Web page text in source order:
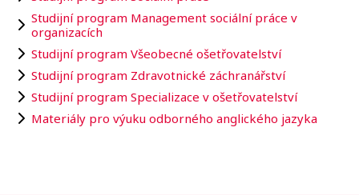
Studijní program Management sociální práce v
organizacích
Studijní program Všeobecné ošetřovatelství
Studijní program Zdravotnické záchranářství
Studijní program Specializace v ošetřovatelství
Materiály pro výuku odborného anglického jazyka